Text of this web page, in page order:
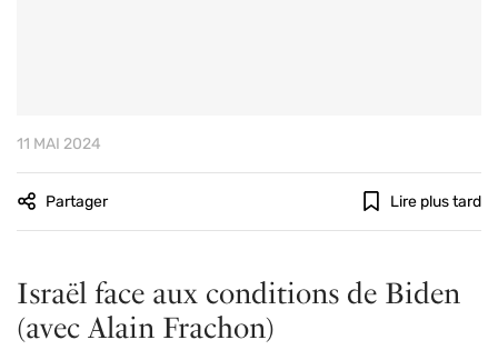
11 MAI 2024
Partager Lire plus tard
Israël face aux conditions de Biden
(avec Alain Frachon)